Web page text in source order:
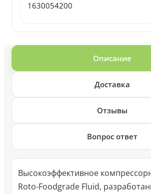
1630054200
Описание
Доставка
Отзывы
Вопрос ответ
Высокоэффективное
Roto-Foodgrade Fluid,